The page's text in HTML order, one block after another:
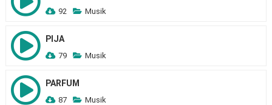
92 Musik
PIJA
79 Musik
PARFUM
87 Musik